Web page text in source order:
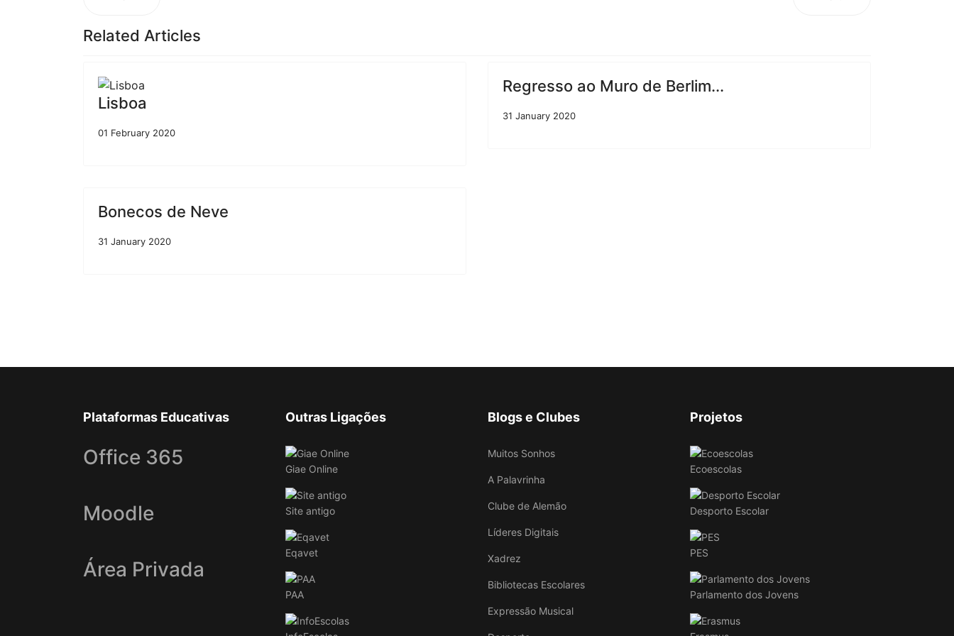
Related Articles
Lisboa
01 February 2020
Regresso ao Muro de Berlim...
31 January 2020
Bonecos de Neve
31 January 2020
Plataformas Educativas
Office 365
Moodle
Área Privada
Outras Ligações
Giae Online
Site antigo
Eqavet
PAA
Blogs e Clubes
Muitos Sonhos
A Palavrinha
Clube de Alemão
Líderes Digitais
Xadrez
Bibliotecas Escolares
Expressão Musical
Projetos
Ecoescolas
Desporto Escolar
PES
Parlamento dos Jovens